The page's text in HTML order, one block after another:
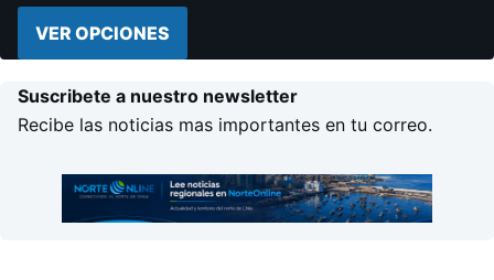
VER OPCIONES
Suscribete a nuestro newsletter
Recibe las noticias mas importantes en tu correo.